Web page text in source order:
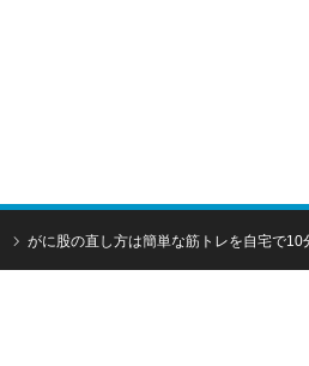
がに股の直し方は簡単な筋トレを自宅で